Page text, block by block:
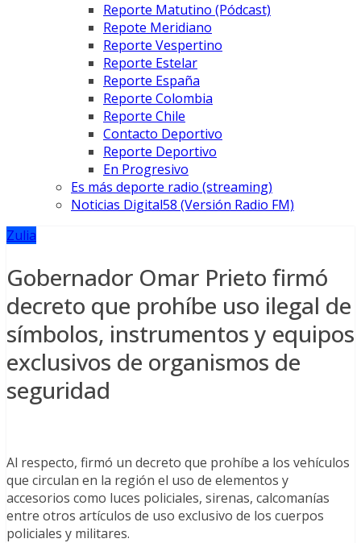
Reporte Matutino (Pódcast)
Repote Meridiano
Reporte Vespertino
Reporte Estelar
Reporte España
Reporte Colombia
Reporte Chile
Contacto Deportivo
Reporte Deportivo
En Progresivo
Es más deporte radio (streaming)
Noticias Digital58 (Versión Radio FM)
Zulia
Gobernador Omar Prieto firmó
decreto que prohíbe uso ilegal de
símbolos, instrumentos y equipos
exclusivos de organismos de
seguridad
Al respecto, firmó un decreto que prohíbe a los vehículos
que circulan en la región el uso de elementos y
accesorios como luces policiales, sirenas, calcomanías
entre otros artículos de uso exclusivo de los cuerpos
policiales y militares.